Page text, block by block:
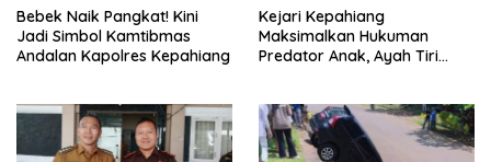
Bebek Naik Pangkat! Kini
Jadi Simbol Kamtibmas
Andalan Kapolres Kepahiang
Kejari Kepahiang
Maksimalkan Hukuman
Predator Anak, Ayah Tiri